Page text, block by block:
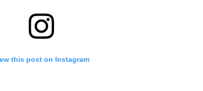
this post on Instagram